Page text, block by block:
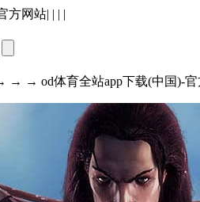
方网站| | | |
→ → od体育全站app下载(中国)-官